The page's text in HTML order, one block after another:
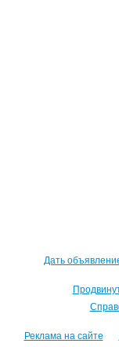
Дать
Реклама на сайте